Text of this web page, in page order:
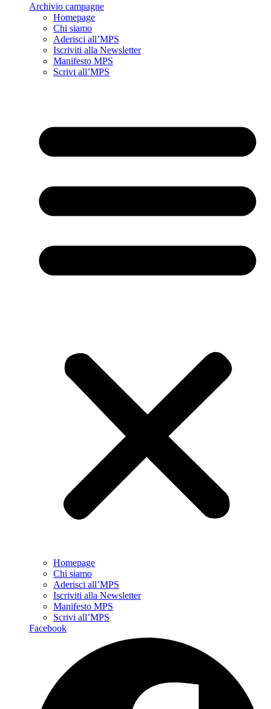
Archivio campagne
Homepage
Chi siamo
Aderisci all’MPS
Iscriviti alla Newsletter
Manifesto MPS
Scrivi all’MPS
Homepage
Chi siamo
Aderisci all’MPS
Iscriviti alla Newsletter
Manifesto MPS
Scrivi all’MPS
Facebook